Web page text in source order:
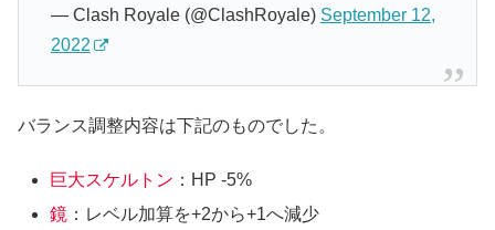
— Clash Royale (@ClashRoyale) September 12,
2022
バランス調整内容は下記のものでした。
巨大スケルトン ：HP -5%
鏡 ：レベル加算を+2から+1へ減少